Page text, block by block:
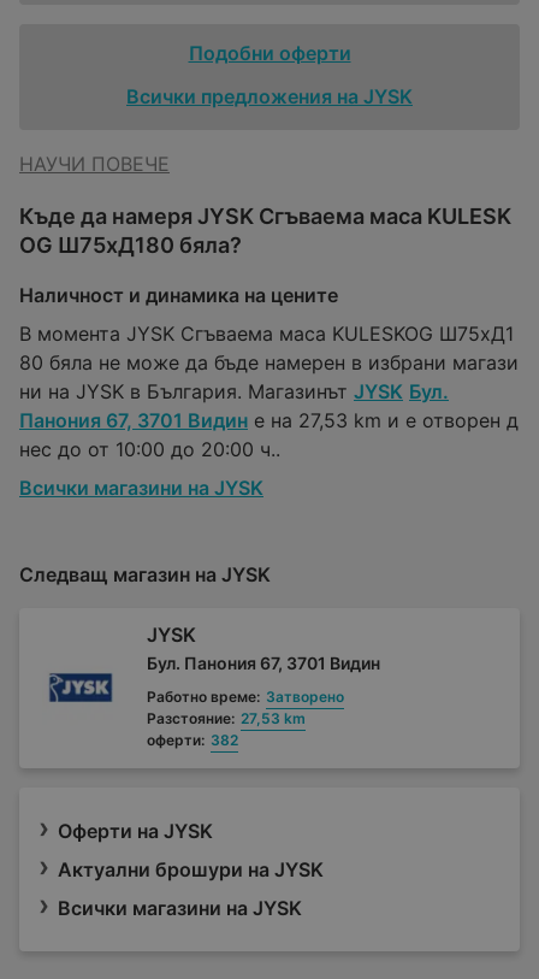
Подобни оферти
Всички предложения на JYSK
НАУЧИ ПОВЕЧЕ
Къде да намеря JYSK Сгъваема маса KULESK
OG Ш75xД180 бяла?
Наличност и динамика на цените
В момента JYSK Сгъваема маса KULESKOG Ш75xД1
80 бяла не може да бъде намерен в избрани магази
ни на JYSK в България. Магазинът JYSK Бул.
Панония 67, 3701 Видин е на 27,53 km и е отворен д
нес до от 10:00 до 20:00 ч..
Всички магазини на JYSK
Следващ магазин на JYSK
JYSK
Бул. Панония 67, 3701 Видин
Работно време: Затворено
Разстояние: 27,53 km
оферти: 382
Оферти на JYSK
Актуални брошури на JYSK
Всички магазини на JYSK